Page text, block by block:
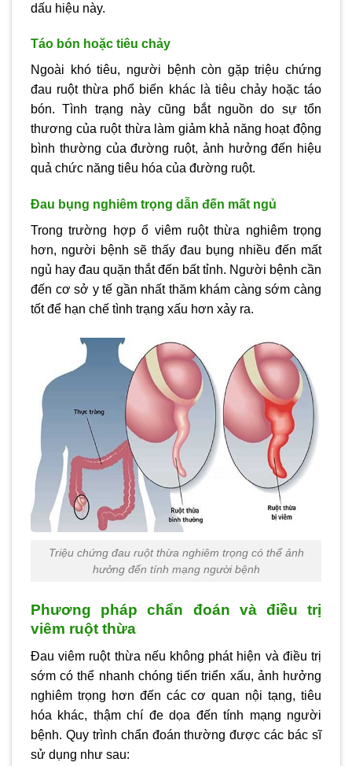
dấu hiệu này.
Táo bón hoặc tiêu chảy
Ngoài khó tiêu, người bệnh còn gặp triệu chứng
đau ruột thừa phổ biến khác là tiêu chảy hoặc táo
bón. Tình trạng này cũng bắt nguồn do sự tổn
thương của ruột thừa làm giảm khả năng hoạt động
bình thường của đường ruột, ảnh hưởng đến hiệu
quả chức năng tiêu hóa của đường ruột.
Đau bụng nghiêm trọng dẫn đến mất ngủ
Trong trường hợp ổ viêm ruột thừa nghiêm trọng
hơn, người bệnh sẽ thấy đau bụng nhiều đến mất
ngủ hay đau quặn thắt đến bất tỉnh. Người bệnh cần
đến cơ sở y tế gần nhất thăm khám càng sớm càng
tốt để hạn chế tình trạng xấu hơn xảy ra.
Triệu chứng đau ruột thừa nghiêm trọng có thể ảnh
hưởng đến tính mạng người bệnh
Phương pháp chẩn đoán và điều trị
viêm ruột thừa
Đau viêm ruột thừa nếu không phát hiện và điều trị
sớm có thể nhanh chóng tiến triển xấu, ảnh hưởng
nghiêm trọng hơn đến các cơ quan nội tạng, tiêu
hóa khác, thậm chí đe dọa đến tính mạng người
bệnh. Quy trình chẩn đoán thường được các bác sĩ
sử dụng như sau: